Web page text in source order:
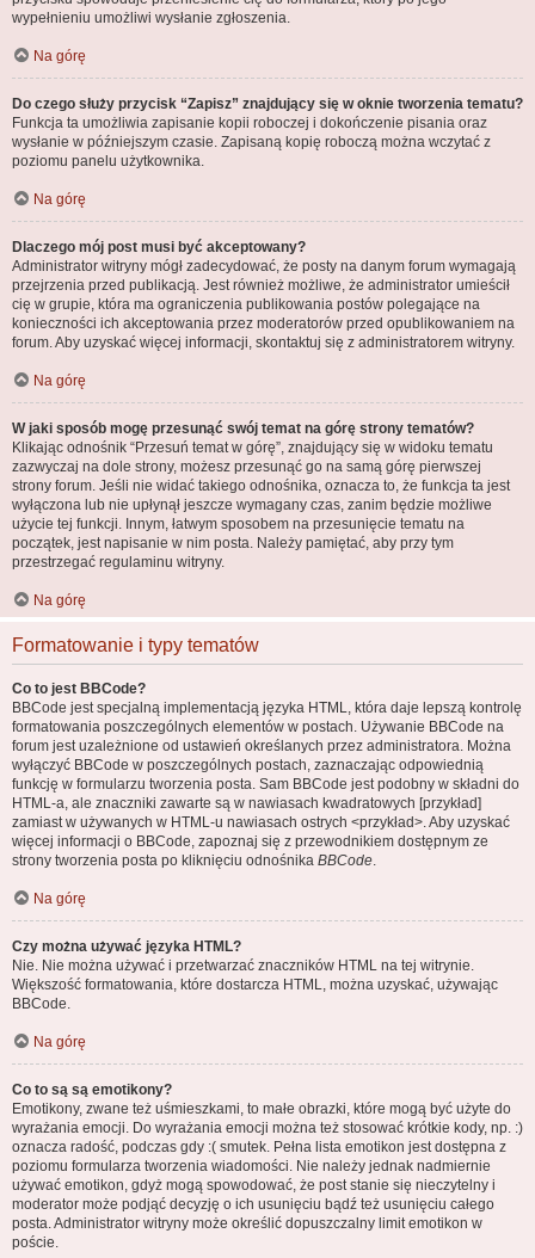
wypełnieniu umożliwi wysłanie zgłoszenia.
Na górę
Do czego służy przycisk “Zapisz” znajdujący się w oknie tworzenia tematu?
Funkcja ta umożliwia zapisanie kopii roboczej i dokończenie pisania oraz
wysłanie w późniejszym czasie. Zapisaną kopię roboczą można wczytać z
poziomu panelu użytkownika.
Na górę
Dlaczego mój post musi być akceptowany?
Administrator witryny mógł zadecydować, że posty na danym forum wymagają
przejrzenia przed publikacją. Jest również możliwe, że administrator umieścił
cię w grupie, która ma ograniczenia publikowania postów polegające na
konieczności ich akceptowania przez moderatorów przed opublikowaniem na
forum. Aby uzyskać więcej informacji, skontaktuj się z administratorem witryny.
Na górę
W jaki sposób mogę przesunąć swój temat na górę strony tematów?
Klikając odnośnik “Przesuń temat w górę”, znajdujący się w widoku tematu
zazwyczaj na dole strony, możesz przesunąć go na samą górę pierwszej
strony forum. Jeśli nie widać takiego odnośnika, oznacza to, że funkcja ta jest
wyłączona lub nie upłynął jeszcze wymagany czas, zanim będzie możliwe
użycie tej funkcji. Innym, łatwym sposobem na przesunięcie tematu na
początek, jest napisanie w nim posta. Należy pamiętać, aby przy tym
przestrzegać regulaminu witryny.
Na górę
Formatowanie i typy tematów
Co to jest BBCode?
BBCode jest specjalną implementacją języka HTML, która daje lepszą kontrolę
formatowania poszczególnych elementów w postach. Używanie BBCode na
forum jest uzależnione od ustawień określanych przez administratora. Można
wyłączyć BBCode w poszczególnych postach, zaznaczając odpowiednią
funkcję w formularzu tworzenia posta. Sam BBCode jest podobny w składni do
HTML-a, ale znaczniki zawarte są w nawiasach kwadratowych [przykład]
zamiast w używanych w HTML-u nawiasach ostrych <przykład>. Aby uzyskać
więcej informacji o BBCode, zapoznaj się z przewodnikiem dostępnym ze
strony tworzenia posta po kliknięciu odnośnika BBCode.
Na górę
Czy można używać języka HTML?
Nie. Nie można używać i przetwarzać znaczników HTML na tej witrynie.
Większość formatowania, które dostarcza HTML, można uzyskać, używając
BBCode.
Na górę
Co to są są emotikony?
Emotikony, zwane też uśmieszkami, to małe obrazki, które mogą być użyte do
wyrażania emocji. Do wyrażania emocji można też stosować krótkie kody, np. :)
oznacza radość, podczas gdy :( smutek. Pełna lista emotikon jest dostępna z
poziomu formularza tworzenia wiadomości. Nie należy jednak nadmiernie
używać emotikon, gdyż mogą spowodować, że post stanie się nieczytelny i
moderator może podjąć decyzję o ich usunięciu bądź też usunięciu całego
posta. Administrator witryny może określić dopuszczalny limit emotikon w
poście.